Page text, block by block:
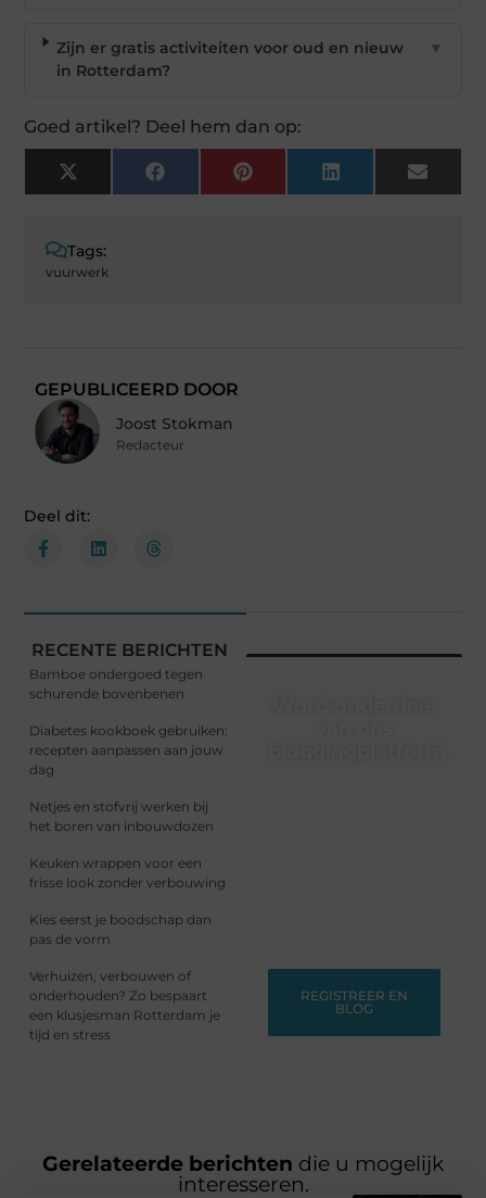
Zijn er gratis activiteiten voor oud en nieuw
in Rotterdam?
▼
Goed artikel? Deel hem dan op:
X
(Twitter)
Facebook Pinterest LinkedIn Email
Tags:
vuurwerk
GEPUBLICEERD DOOR
Joost Stokman
Redacteur
Deel dit:
RECENTE BERICHTEN
Bamboe ondergoed tegen
schurende bovenbenen
Diabetes kookboek gebruiken:
recepten aanpassen aan jouw
dag
Netjes en stofvrij werken bij
het boren van inbouwdozen
Keuken wrappen voor een
frisse look zonder verbouwing
Kies eerst je boodschap dan
pas de vorm
Verhuizen, verbouwen of
onderhouden? Zo bespaart
een klusjesman Rotterdam je
tijd en stress
REGISTREER EN
BLOG
Gerelateerde berichten die u mogelijk
interesseren.